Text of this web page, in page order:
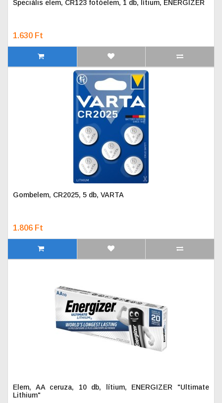
Speciális elem, CR123 fotóelem, 1 db, lítium, ENERGIZER
1.630 Ft
Gombelem, CR2025, 5 db, VARTA
1.806 Ft
Elem, AA ceruza, 10 db, lítium, ENERGIZER "Ultimate
Lithium"